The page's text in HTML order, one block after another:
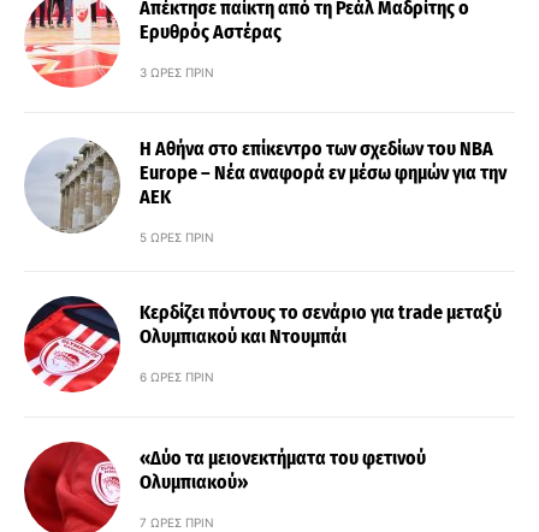
Απέκτησε παίκτη από τη Ρεάλ Μαδρίτης ο
Ερυθρός Αστέρας
3 ΏΡΕΣ ΠΡΙΝ
Η Αθήνα στο επίκεντρο των σχεδίων του NBA
Europe – Νέα αναφορά εν μέσω φημών για την
ΑΕΚ
5 ΏΡΕΣ ΠΡΙΝ
Κερδίζει πόντους το σενάριο για trade μεταξύ
Ολυμπιακού και Ντουμπάι
6 ΏΡΕΣ ΠΡΙΝ
«Δύο τα μειονεκτήματα του φετινού
Ολυμπιακού»
7 ΏΡΕΣ ΠΡΙΝ